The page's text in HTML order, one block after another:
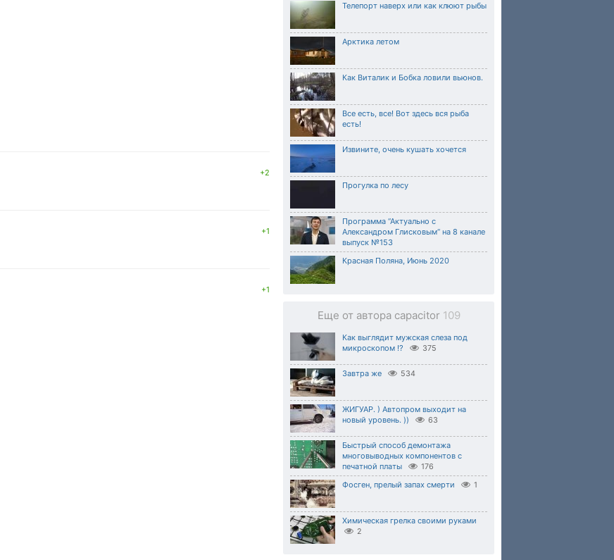
Телепорт наверх или как клюют рыбы
Арктика летом
Как Виталик и Бобка ловили вьюнов.
Все есть, все! Вот здесь вся рыба
есть!
Извините, очень кушать хочется
Прогулка по лесу
Программа “Актуально с
Александром Глисковым“ на 8 канале
выпуск №153
Красная Поляна, Июнь 2020
Еще от автора capacitor 109
Как выглядит мужская слеза под
микроскопом !?
375
Завтра же 534
ЖИГУАР. ) Автопром выходит на
новый уровень. ))
63
Быстрый способ демонтажа
многовыводных компонентов с
печатной платы
176
Фосген, прелый запах смерти 1
Химическая грелка своими руками
2
+2
+1
+1